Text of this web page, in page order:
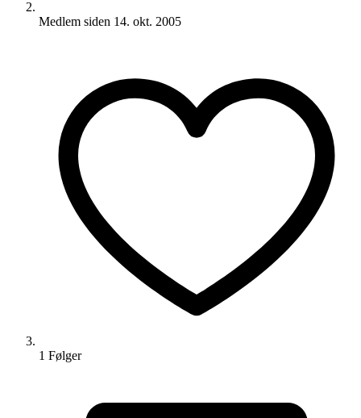
Medlem siden 14. okt. 2005
1 Følger